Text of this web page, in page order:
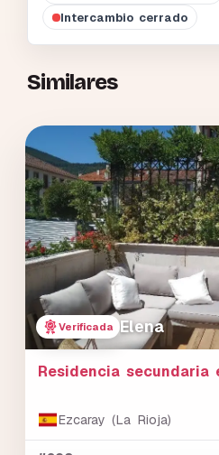
Intercambio cerrado
Similares
Verificada Elena
Residencia secundaria
Ezcaray (La Rioja)